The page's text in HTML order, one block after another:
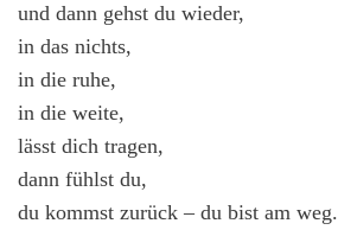
und dann gehst du wieder,
in das nichts,
in die ruhe,
in die weite,
lässt dich tragen,
dann fühlst du,
du kommst zurück – du bist am weg.